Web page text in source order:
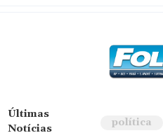
Últimas
Notícias
política